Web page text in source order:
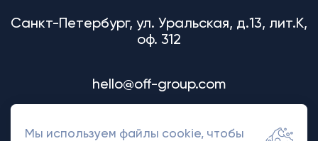
Санкт-Петербург, ул. Уральская, д.13, лит.К,
оф. 312
hello@off-group.com
Мы используем файлы cookie, чтобы